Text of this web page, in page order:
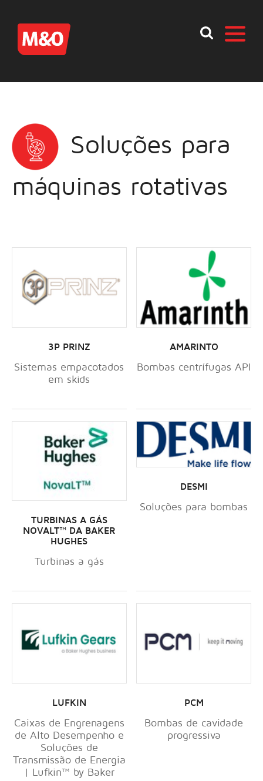
Soluções para
máquinas rotativas
3P PRINZ
Sistemas empacotados
em skids
AMARINTO
Bombas centrífugas API
TURBINAS A GÁS
NOVALT™ DA BAKER
HUGHES
Turbinas a gás
DESMI
Soluções para bombas
LUFKIN
Caixas de Engrenagens
de Alto Desempenho e
Soluções de
Transmissão de Energia
| Lufkin™ by Baker
PCM
Bombas de cavidade
progressiva